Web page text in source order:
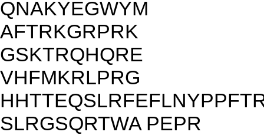
QNAKYEGWYM
AFTRKGRPRK
GSKTRQHQRE
VHFMKRLPRG
SLRGSQRTWA PEPR